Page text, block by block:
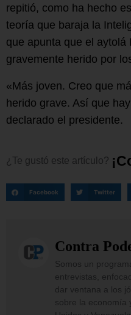
repitió, como ha hecho
teoría que baraja la
que apunta que el aytolá
gravemente herido por
«Más joven. Creo que
herido grave. Así que
declarado el presidente.
¿Te gustó este artículo? ¡C
Facebook Twitter
Contra
Somos un
entrevistas,
dar ventana a los
sobre la economía